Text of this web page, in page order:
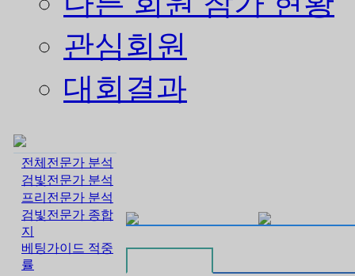
관심회원
대회결과
전체전문가 분석
검빛전문가 분석
프리전문가 분석
검빛전문가 종합
지
베팅가이드 적중
률